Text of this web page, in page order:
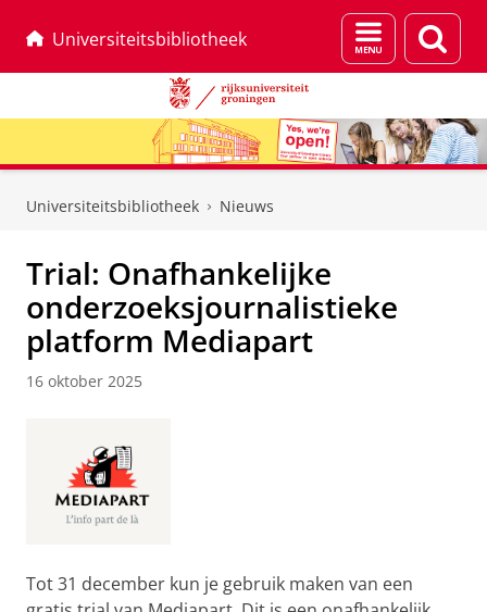
Universiteitsbibliotheek
Menu
en
Universiteitsbibliotheek Nieuws
Trial: Onafhankelijke
onderzoeksjournalistieke
platform Mediapart
16 oktober 2025
Tot 31 december kun je gebruik maken van een